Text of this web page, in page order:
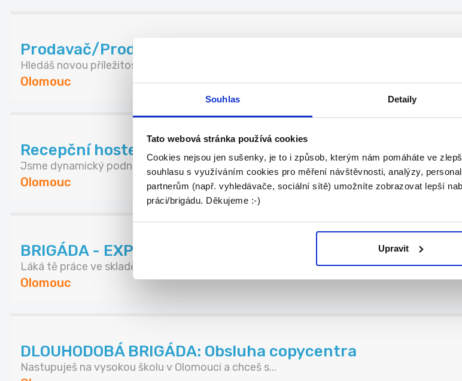
Souhlas Detaily
Tato webová stránka používá cookies
Cookies nejsou jen sušenky, je to i způsob, kterým nám pomáháte ve
souhlasu s využíváním cookies pro měření návštěvnosti, analýzy,
partnerům (např. vyhledávače, sociální sítě) umožníte zobrazovat lepší
práci/brigádu. Děkujeme :-)
Upravit
Prodavač/Prodavačka CHEESEMARKET GALERIE ŠANTOVKA
Hledáš novou příležitost, stabilitu zaměstnání a...
Olomouc
Recepční hostelu na DPP
Jsme dynamický podnik, který neustále roste, a p...
Olomouc
BRIGÁDA - EXPEDIČNÍ SKLAD GRIZLY.CZ
Láká tě práce ve skladě? Zajímá tě koloběh exped...
Olomouc
DLOUHODOBÁ BRIGÁDA: Obsluha copycentra
Nastupuješ na vysokou školu v Olomouci a chceš s...